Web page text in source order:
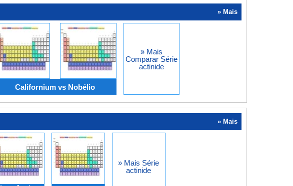
» Mais
Californium vs Nobélio
» Mais
Comparar Série
actinide
» Mais
» Mais Série
actinide